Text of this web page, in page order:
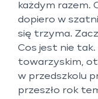
każdym razem.
dopiero w
się trzyma.
Cos jest nie tak.
towarzyskim,
w przedszkolu
przeszło rok